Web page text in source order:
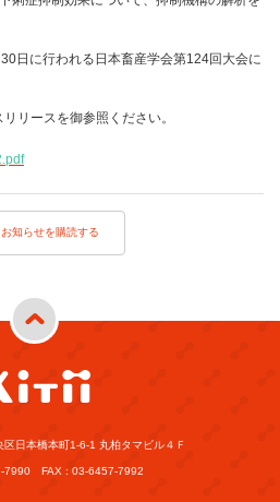
日に行われる日本畜産学会第124回大会に
リースを御参照ください。
お知らせを購読する
日本橋本町1-6-1 丸柏タマビル４Ｆ
7990 FAX : 03-6457-7992